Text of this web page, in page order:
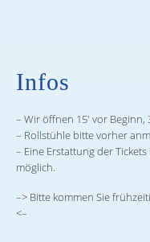
Infos
– Wir öffnen 15′ vor
– Rollstühle bitte vorher
– Eine Erstattung der
möglich.
–> Bitte kommen Sie
<–